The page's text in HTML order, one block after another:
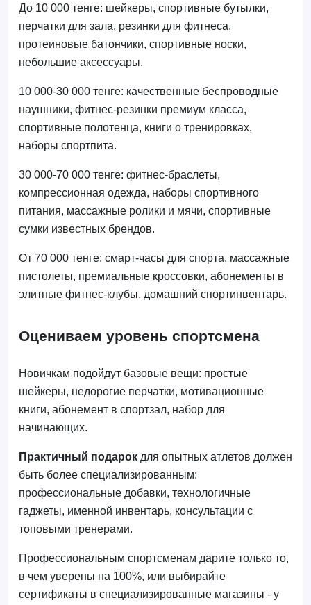
До 10 000 тенге: шейкеры, спортивные бутылки,
перчатки для зала, резинки для фитнеса,
протеиновые батончики, спортивные носки,
небольшие аксессуары.
10 000-30 000 тенге: качественные беспроводные
наушники, фитнес-резинки премиум класса,
спортивные полотенца, книги о тренировках,
наборы спортпита.
30 000-70 000 тенге: фитнес-браслеты,
компрессионная одежда, наборы спортивного
питания, массажные ролики и мячи, спортивные
сумки известных брендов.
От 70 000 тенге: смарт-часы для спорта, массажные
пистолеты, премиальные кроссовки, абонементы в
элитные фитнес-клубы, домашний спортинвентарь.
Оцениваем уровень спортсмена
Новичкам подойдут базовые вещи: простые
шейкеры, недорогие перчатки, мотивационные
книги, абонемент в спортзал, набор для
начинающих.
Практичный подарокдля опытных атлетов должен
быть более специализированным:
профессиональные добавки, технологичные
гаджеты, именной инвентарь, консультации с
топовыми тренерами.
Профессиональным спортсменам дарите только то,
в чем уверены на 100%, или выбирайте
сертификаты в специализированные магазины - у